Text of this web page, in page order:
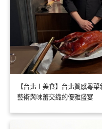
【台北〡美食】台北質感粵
藝術與味蕾交織的優雅盛宴